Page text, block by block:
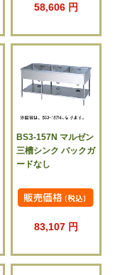
58,606 円
BS3-157N マルゼン
三槽シンク バックガ
ードなし
83,107 円